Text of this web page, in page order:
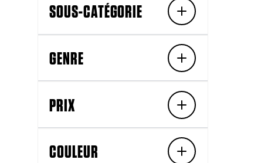
SOUS-CATÉGORIE
GENRE
PRIX
COULEUR